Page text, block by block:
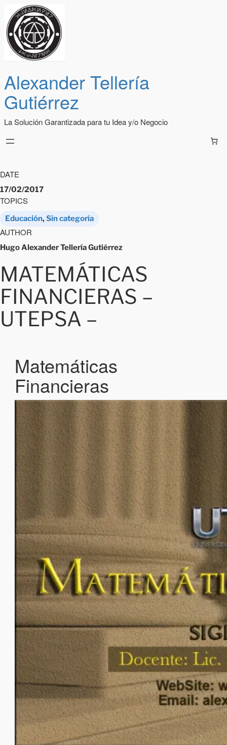
Alexander Tellería
Gutiérrez
La Solución Garantizada para tu Idea y/o Negocio
DATE
17/02/2017
TOPICS
Educación, Sin categoría
AUTHOR
Hugo Alexander Tellería Gutiérrez
MATEMÁTICAS
FINANCIERAS –
UTEPSA –
Matemáticas
Financieras